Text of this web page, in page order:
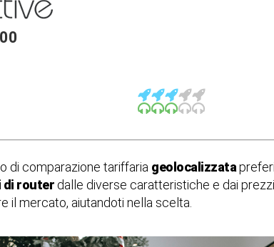
di comparazione tariffaria geolocalizzata
di router dalle diverse caratteristiche e dai
il mercato, aiutandoti nella scelta.